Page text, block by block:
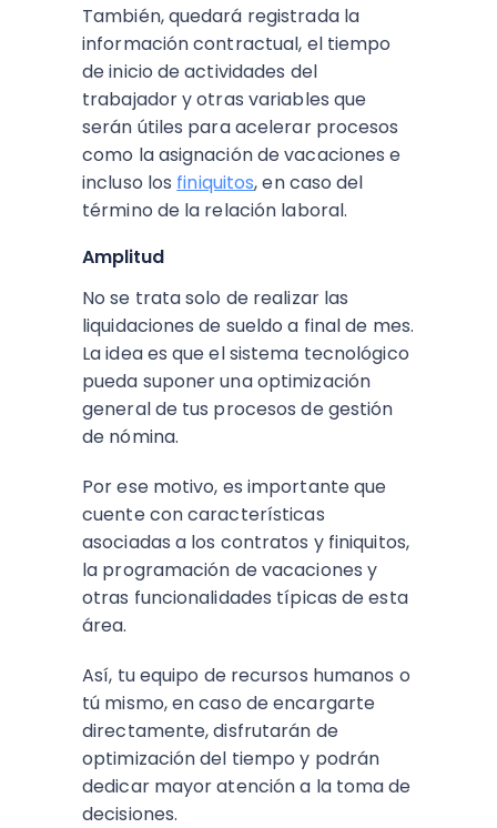
También, quedará registrada la
información contractual, el tiempo
de inicio de actividades del
trabajador y otras variables que
serán útiles para acelerar procesos
como la asignación de vacaciones e
incluso los finiquitos, en caso del
término de la relación laboral.
Amplitud
No se trata solo de realizar las
liquidaciones de sueldo a final de mes.
La idea es que el sistema tecnológico
pueda suponer una optimización
general de tus procesos de gestión
de nómina.
Por ese motivo, es importante que
cuente con características
asociadas a los contratos y finiquitos,
la programación de vacaciones y
otras funcionalidades típicas de esta
área.
Así, tu equipo de recursos humanos o
tú mismo, en caso de encargarte
directamente, disfrutarán de
optimización del tiempo y podrán
dedicar mayor atención a la toma de
decisiones.